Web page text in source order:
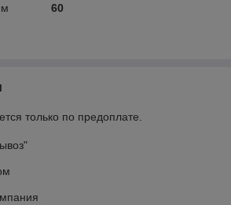
60
только по предоплате.